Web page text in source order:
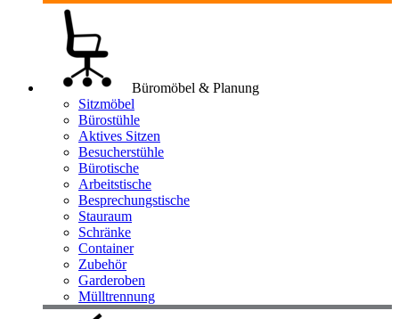
Büromöbel & Planung
Sitzmöbel
Bürostühle
Aktives Sitzen
Besucherstühle
Bürotische
Arbeitstische
Besprechungstische
Stauraum
Schränke
Container
Zubehör
Garderoben
Mülltrennung